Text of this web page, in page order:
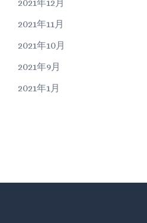
2021年12月
2021年11月
2021年10月
2021年9月
2021年1月